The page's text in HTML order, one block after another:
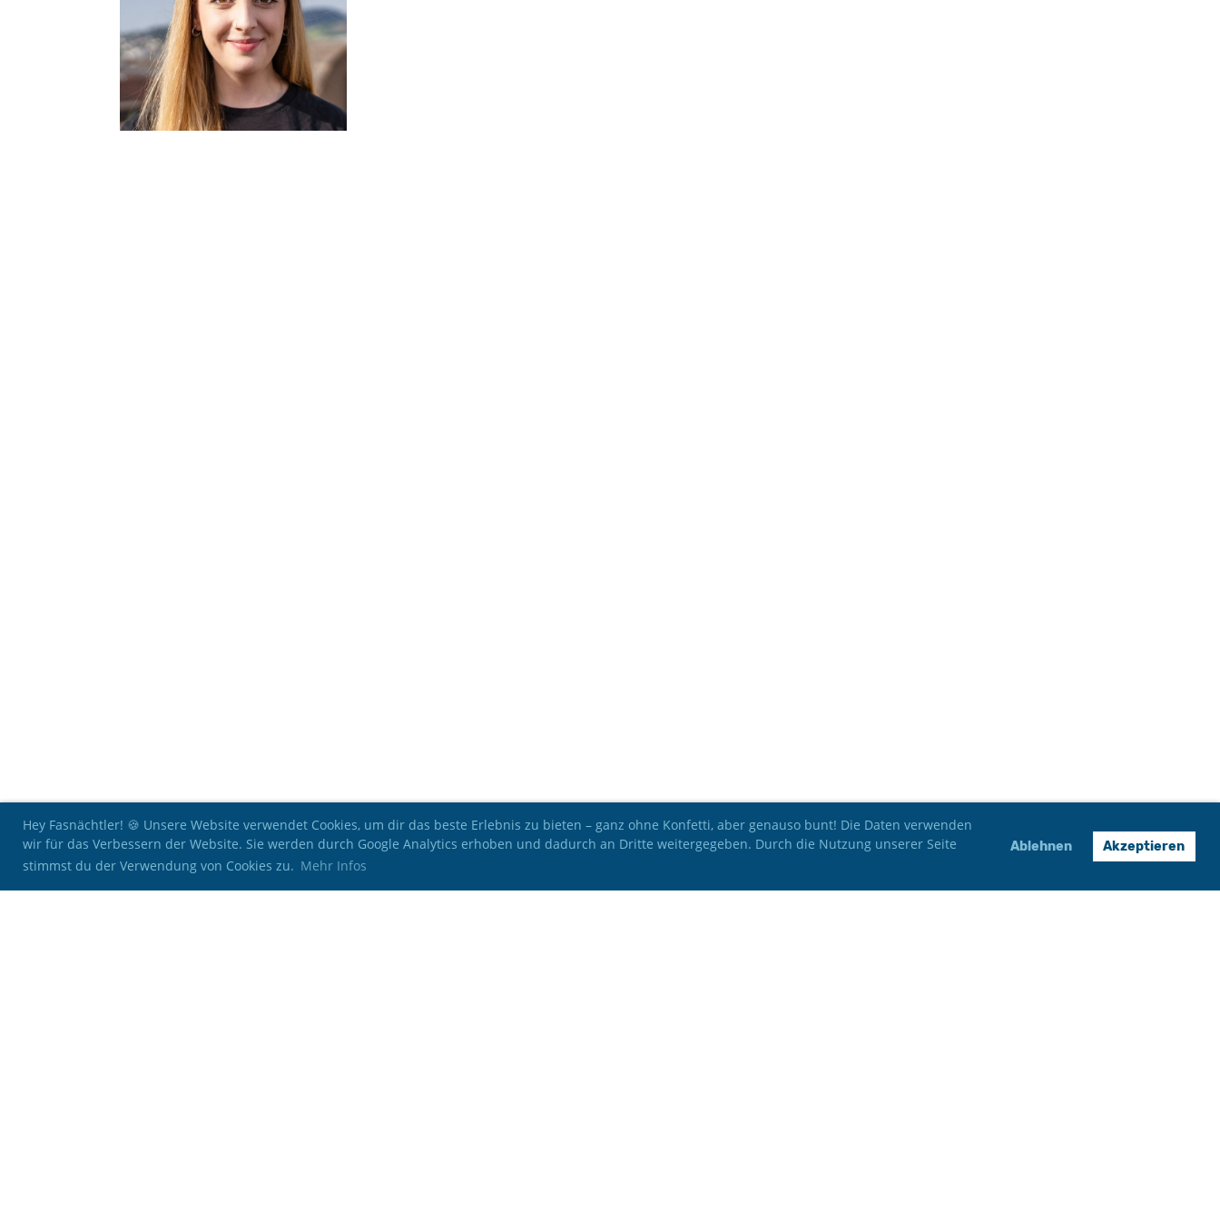
Hey Fasnächtler! 🍪 Unsere Website verwendet Cookies, um dir das beste Erlebnis zu bieten – ganz ohne Konfetti, aber genauso bunt! Die Daten verwenden
wir für das Verbessern der Website. Sie werden durch Google Analytics erhoben und dadurch an Dritte weitergegeben. Durch die Nutzung unserer Seite
stimmst du der Verwendung von Cookies zu. Mehr Infos
Ablehnen Akzeptieren